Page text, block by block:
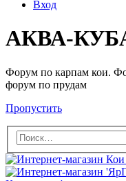
Вход
АКВА-
Форум по карпам кои.
форум по прудам
Пропустить